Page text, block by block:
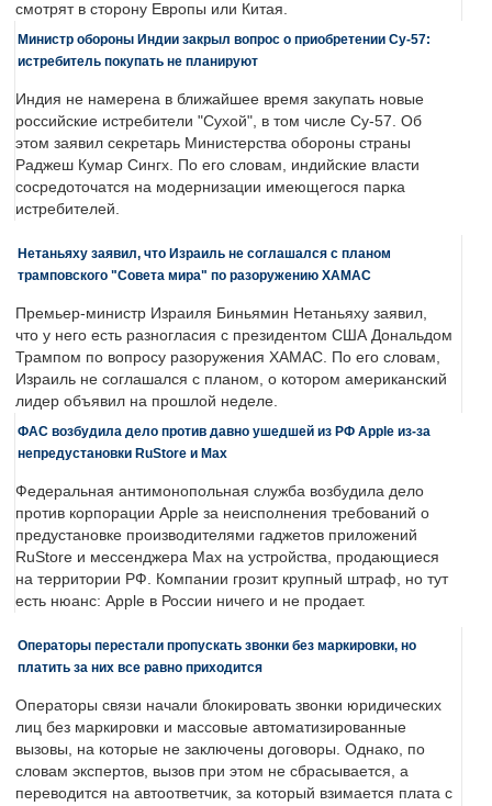
смотрят в сторону Европы или Китая.
Министр обороны Индии закрыл вопрос о приобретении Су-57:
истребитель покупать не планируют
Индия не намерена в ближайшее время закупать новые
российские истребители "Сухой", в том числе Су-57. Об
этом заявил секретарь Министерства обороны страны
Раджеш Кумар Сингх. По его словам, индийские власти
сосредоточатся на модернизации имеющегося парка
истребителей.
Нетаньяху заявил, что Израиль не соглашался с планом
трамповского "Совета мира" по разоружению ХАМАС
Премьер-министр Израиля Биньямин Нетаньяху заявил,
что у него есть разногласия с президентом США Дональдом
Трампом по вопросу разоружения ХАМАС. По его словам,
Израиль не соглашался с планом, о котором американский
лидер объявил на прошлой неделе.
ФАС возбудила дело против давно ушедшей из РФ Apple из-за
непредустановки RuStore и Max
Федеральная антимонопольная служба возбудила дело
против корпорации Apple за неисполнения требований о
предустановке производителями гаджетов приложений
RuStore и мессенджера Max на устройства, продающиеся
на территории РФ. Компании грозит крупный штраф, но тут
есть нюанс: Apple в России ничего и не продает.
Операторы перестали пропускать звонки без маркировки, но
платить за них все равно приходится
Операторы связи начали блокировать звонки юридических
лиц без маркировки и массовые автоматизированные
вызовы, на которые не заключены договоры. Однако, по
словам экспертов, вызов при этом не сбрасывается, а
переводится на автоответчик, за который взимается плата с